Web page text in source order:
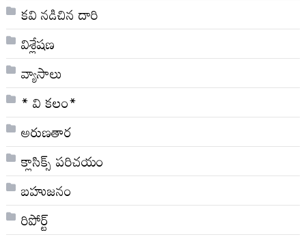
కవి నడిచిన దారి
విశ్లేషణ
వ్యాసాలు
* వి క‌లం*
అరుణతార
క్లాసిక్స్ ప‌రిచ‌యం
బహుజనం
రిపోర్ట్